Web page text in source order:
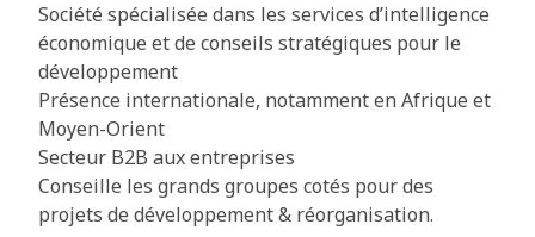
Société spécialisée dans les services d’intelligence
économique et de conseils stratégiques pour le
développement
Présence internationale, notamment en Afrique et
Moyen-Orient
Secteur B2B aux entreprises
Conseille les grands groupes cotés pour des
projets de développement & réorganisation.